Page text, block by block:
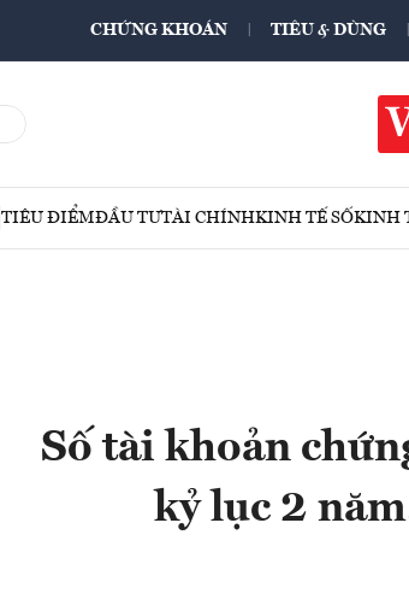
CHỨNG KHOÁN TIÊU & DÙNG
TIÊU ĐIỂMĐẦU TƯTÀI CHÍNHKINH TẾ SỐKINH
Số tài khoản
kỷ lục 2